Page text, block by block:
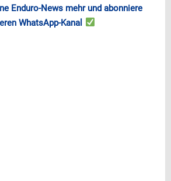
Enduro-News mehr und abonniere
WhatsApp-Kanal